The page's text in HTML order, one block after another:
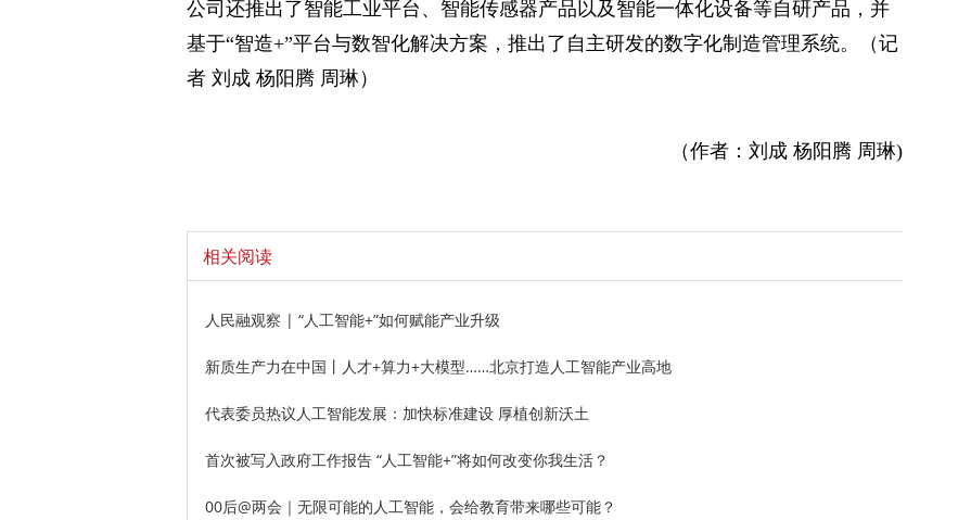
公司还推出了智能工业平台、智能传感器产品以及智能一体化设备等自研产品，并
基于“智造+”平台与数智化解决方案，推出了自主研发的数字化制造管理系统。（记
者 刘成 杨阳腾 周琳）
（作者：刘成 杨阳腾 周琳)
相关阅读
人民融观察 | “人工智能+”如何赋能产业升级
新质生产力在中国丨人才+算力+大模型……北京打造人工智能产业高地
代表委员热议人工智能发展：加快标准建设 厚植创新沃土
首次被写入政府工作报告 “人工智能+”将如何改变你我生活？
00后@两会｜无限可能的人工智能，会给教育带来哪些可能？